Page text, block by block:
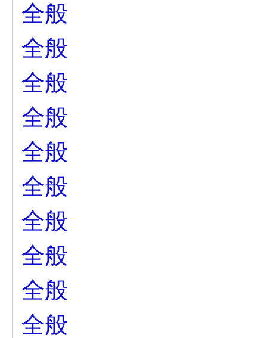
全般
全般
全般
全般
全般
全般
全般
全般
全般
全般